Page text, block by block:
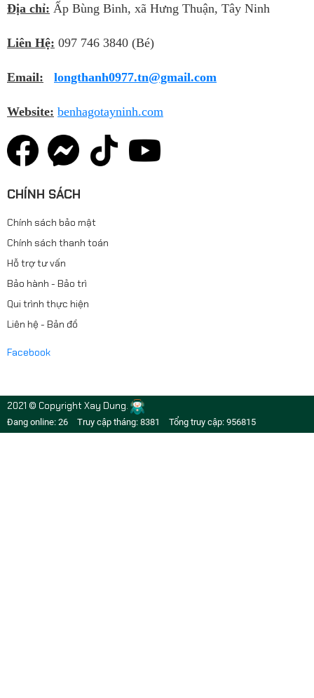
Địa chỉ: Ấp Bùng Binh, xã Hưng Thuận, Tây Ninh
Liên Hệ: 097 746 3840 (Bé)
Email: longthanh0977.tn@gmail.com
Website: benhagotayninh.com
CHÍNH SÁCH
Chính sách bảo mật
Chính sách thanh toán
Hỗ trợ tư vấn
Bảo hành - Bảo trì
Qui trình thực hiện
Liên hệ - Bản đồ
Facebook
2021 © Copyright Xay Dung.
Đang online: 26 Truy cập tháng: 8381 Tổng truy cập: 956815